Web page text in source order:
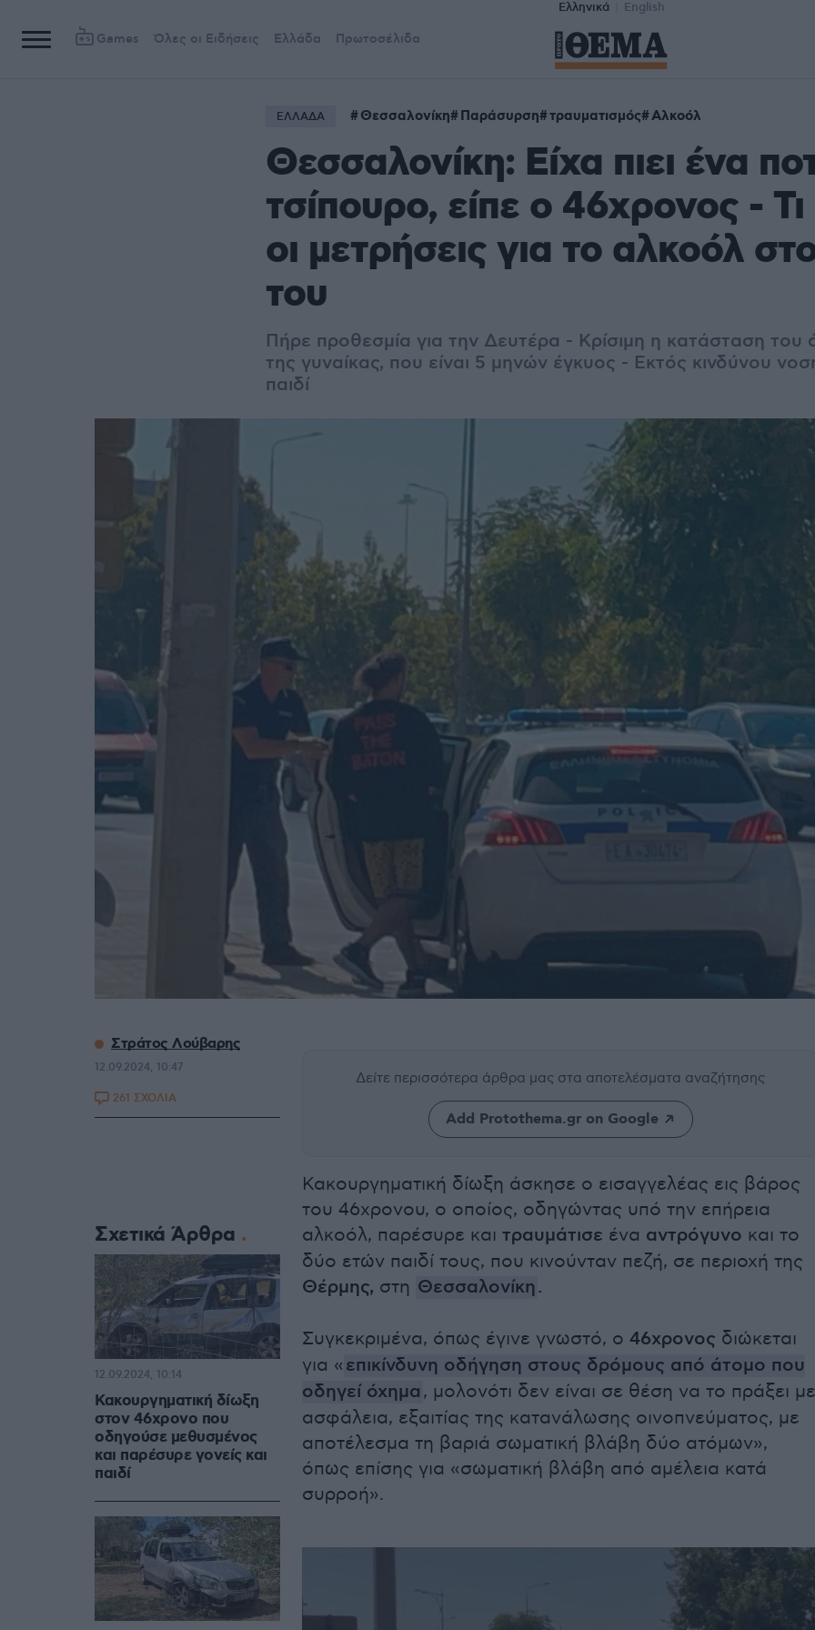
Ελληνικά English
Games Όλες οι Ειδήσεις Ελλάδα Πρωτοσέλιδα
ΕΛΛΑΔΑ Θεσσαλονίκη Παράσυρση τραυματισμός Αλκοόλ
Θεσσαλονίκη: Είχα πιει ένα
τσίπουρο, είπε ο 46χρονος - Τι
οι μετρήσεις για το αλκοόλ
του
Πήρε προθεσμία για την Δευτέρα - Κρίσιμη η κατάσταση του
της γυναίκας, που είναι 5 μηνών έγκυος - Εκτός κινδύνου
παιδί
Δείτε περισσότερα άρθρα μας στα αποτελέσματα αναζήτησης
Add Protothema.gr on Google
Κακουργηματική δίωξη άσκησε ο εισαγγελέας εις βάρος
του 46χρονου, ο οποίος, οδηγώντας υπό την επήρεια
αλκοόλ, παρέσυρε και τραυμάτισε ένα αντρόγυνο και το
δύο ετών παιδί τους, που κινούνταν πεζή, σε περιοχή της
Θέρμης, στη Θεσσαλονίκη.
Συγκεκριμένα, όπως έγινε γνωστό, ο 46χρονος διώκεται
για « επικίνδυνη οδήγηση στους δρόμους από άτομο που
οδηγεί όχημα , μολονότι δεν είναι σε θέση να το πράξει με
ασφάλεια, εξαιτίας της κατανάλωσης οινοπνεύματος, με
αποτέλεσμα τη βαριά σωματική βλάβη δύο ατόμων»,
όπως επίσης για «σωματική βλάβη από αμέλεια κατά
συρροή».
Στράτος Λούβαρης
12.09.2024, 10:47
261 ΣΧΟΛΙΑ
Σχετικά Άρθρα
Κακουργηματική δίωξη
στον 46χρονο που
οδηγούσε μεθυσμένος
και παρέσυρε γονείς και
παιδί
12.09.2024, 10:14